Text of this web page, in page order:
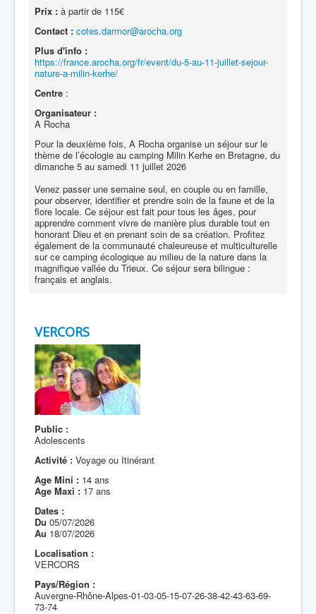
Prix : à partir de 115€
Contact : cotes.darmor@arocha.org
Plus d'info :
https://france.arocha.org/fr/event/du-5-au-11-juillet-sejour-
nature-a-milin-kerhe/
Centre :
Organisateur :
A Rocha
Pour la deuxième fois, A Rocha organise un séjour sur le
thème de l’écologie au camping Milin Kerhe en Bretagne, du
dimanche 5 au samedi 11 juillet 2026
Venez passer une semaine seul, en couple ou en famille,
pour observer, identifier et prendre soin de la faune et de la
flore locale. Ce séjour est fait pour tous les âges, pour
apprendre comment vivre de manière plus durable tout en
honorant Dieu et en prenant soin de sa création. Profitez
également de la communauté chaleureuse et multiculturelle
sur ce camping écologique au milieu de la nature dans la
magnifique vallée du Trieux. Ce séjour sera bilingue :
français et anglais.
VERCORS
Public :
Adolescents
Activité : Voyage ou Itinérant
Age Mini : 14 ans
Age Maxi : 17 ans
Dates :
Du 05/07/2026
Au 18/07/2026
Localisation :
VERCORS
Pays/Région :
Auvergne-Rhône-Alpes-01-03-05-15-07-26-38-42-43-63-69-
73-74